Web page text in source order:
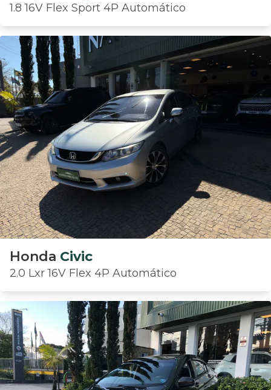
1.8 16V Flex Sport 4P Automático
Honda Civic
2.0 Lxr 16V Flex 4P Automático